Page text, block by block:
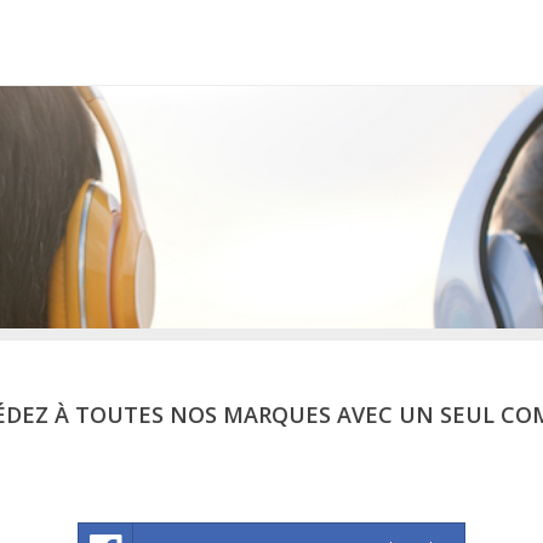
À TOUTES NOS MARQUES AVEC UN SEUL